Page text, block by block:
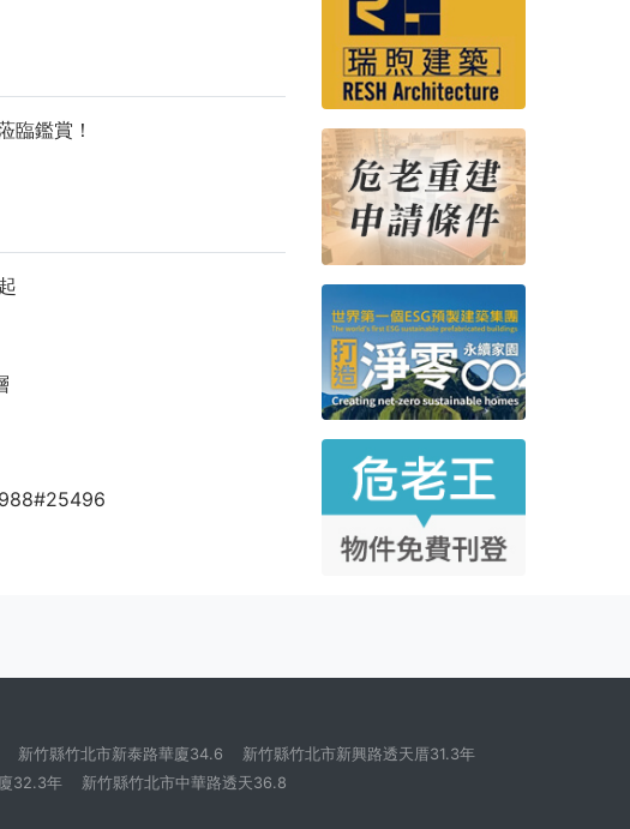
臨鑑賞！
新竹縣竹北市新泰路華廈34.6
新竹縣竹北市新興路透天厝31.3年
32.3年
新竹縣竹北市中華路透天36.8